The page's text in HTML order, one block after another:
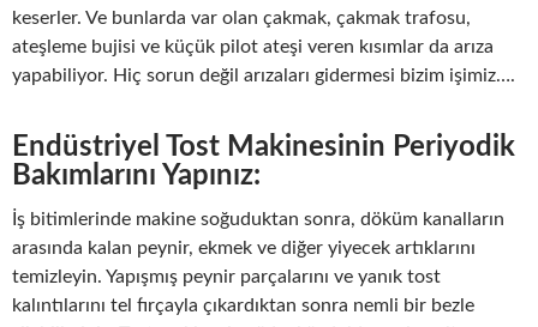
keserler. Ve bunlarda var olan çakmak, çakmak trafosu,
ateşleme bujisi ve küçük pilot ateşi veren kısımlar da arıza
yapabiliyor. Hiç sorun değil arızaları gidermesi bizim işimiz….
Endüstriyel Tost Makinesinin Periyodik
Bakımlarını Yapınız:
İş bitimlerinde makine soğuduktan sonra, döküm kanalların
arasında kalan peynir, ekmek ve diğer yiyecek artıklarını
temizleyin. Yapışmış peynir parçalarını ve yanık tost
kalıntılarını tel fırçayla çıkardıktan sonra nemli bir bezle